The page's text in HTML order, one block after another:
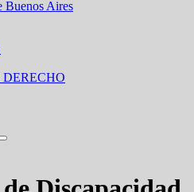
Buenos Aires